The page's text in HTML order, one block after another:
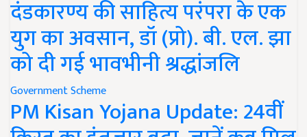
दंडकारण्य की साहित्य परंपरा के एक
युग का अवसान, डॉ (प्रो). बी. एल. झा
को दी गई भावभीनी श्रद्धांजलि
Government Scheme
PM Kisan Yojana Update: 24वीं